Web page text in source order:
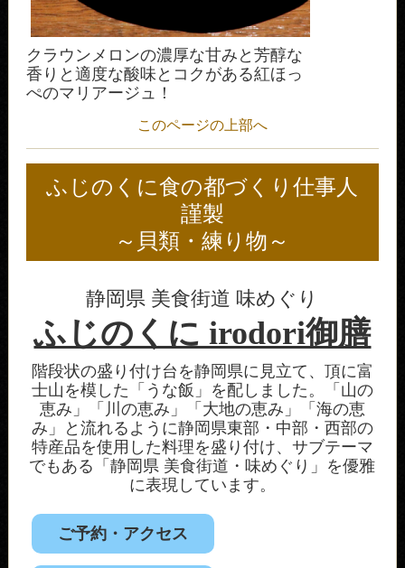
クラウンメロンの濃厚な甘みと芳醇な
香りと適度な酸味とコクがある紅ほっ
ぺのマリアージュ！
このページの上部へ
ふじのくに食の都づくり仕事人
謹製
～貝類・練り物～
静岡県 美食街道 味めぐり
ふじのくに irodori御膳
階段状の盛り付け台を静岡県に見立て、頂に富
士山を模した「うな飯」を配しました。「山の
恵み」「川の恵み」「大地の恵み」「海の恵
み」と流れるように静岡県東部・中部・西部の
特産品を使用した料理を盛り付け、サブテーマ
でもある「静岡県 美食街道・味めぐり」を優雅
に表現しています。
ご予約・アクセス